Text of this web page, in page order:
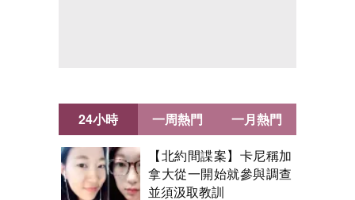
24小時
【北約間諜案】卡尼稱加
拿大從一開始就參與調查
並須汲取教訓
一周熱門 一月熱門